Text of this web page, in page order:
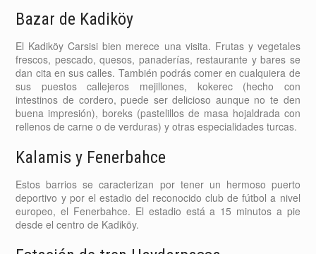
Bazar de Kadiköy
El Kadiköy Carsisi bien merece una visita. Frutas y vegetales
frescos, pescado, quesos, panaderías, restaurante y bares se
dan cita en sus calles. También podrás comer en cualquiera de
sus puestos callejeros mejillones, kokerec (hecho con
intestinos de cordero, puede ser delicioso aunque no te den
buena impresión), boreks (pastelillos de masa hojaldrada con
rellenos de carne o de verduras) y otras especialidades turcas.
Kalamis y Fenerbahce
Estos barrios se caracterizan por tener un hermoso puerto
deportivo y por el estadio del reconocido club de fútbol a nivel
europeo, el Fenerbahce. El estadio está a 15 minutos a pie
desde el centro de Kadiköy.